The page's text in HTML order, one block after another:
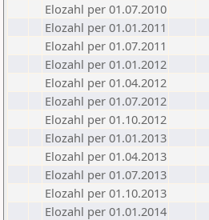
Elozahl per 01.07.2010
Elozahl per 01.01.2011
Elozahl per 01.07.2011
Elozahl per 01.01.2012
Elozahl per 01.04.2012
Elozahl per 01.07.2012
Elozahl per 01.10.2012
Elozahl per 01.01.2013
Elozahl per 01.04.2013
Elozahl per 01.07.2013
Elozahl per 01.10.2013
Elozahl per 01.01.2014